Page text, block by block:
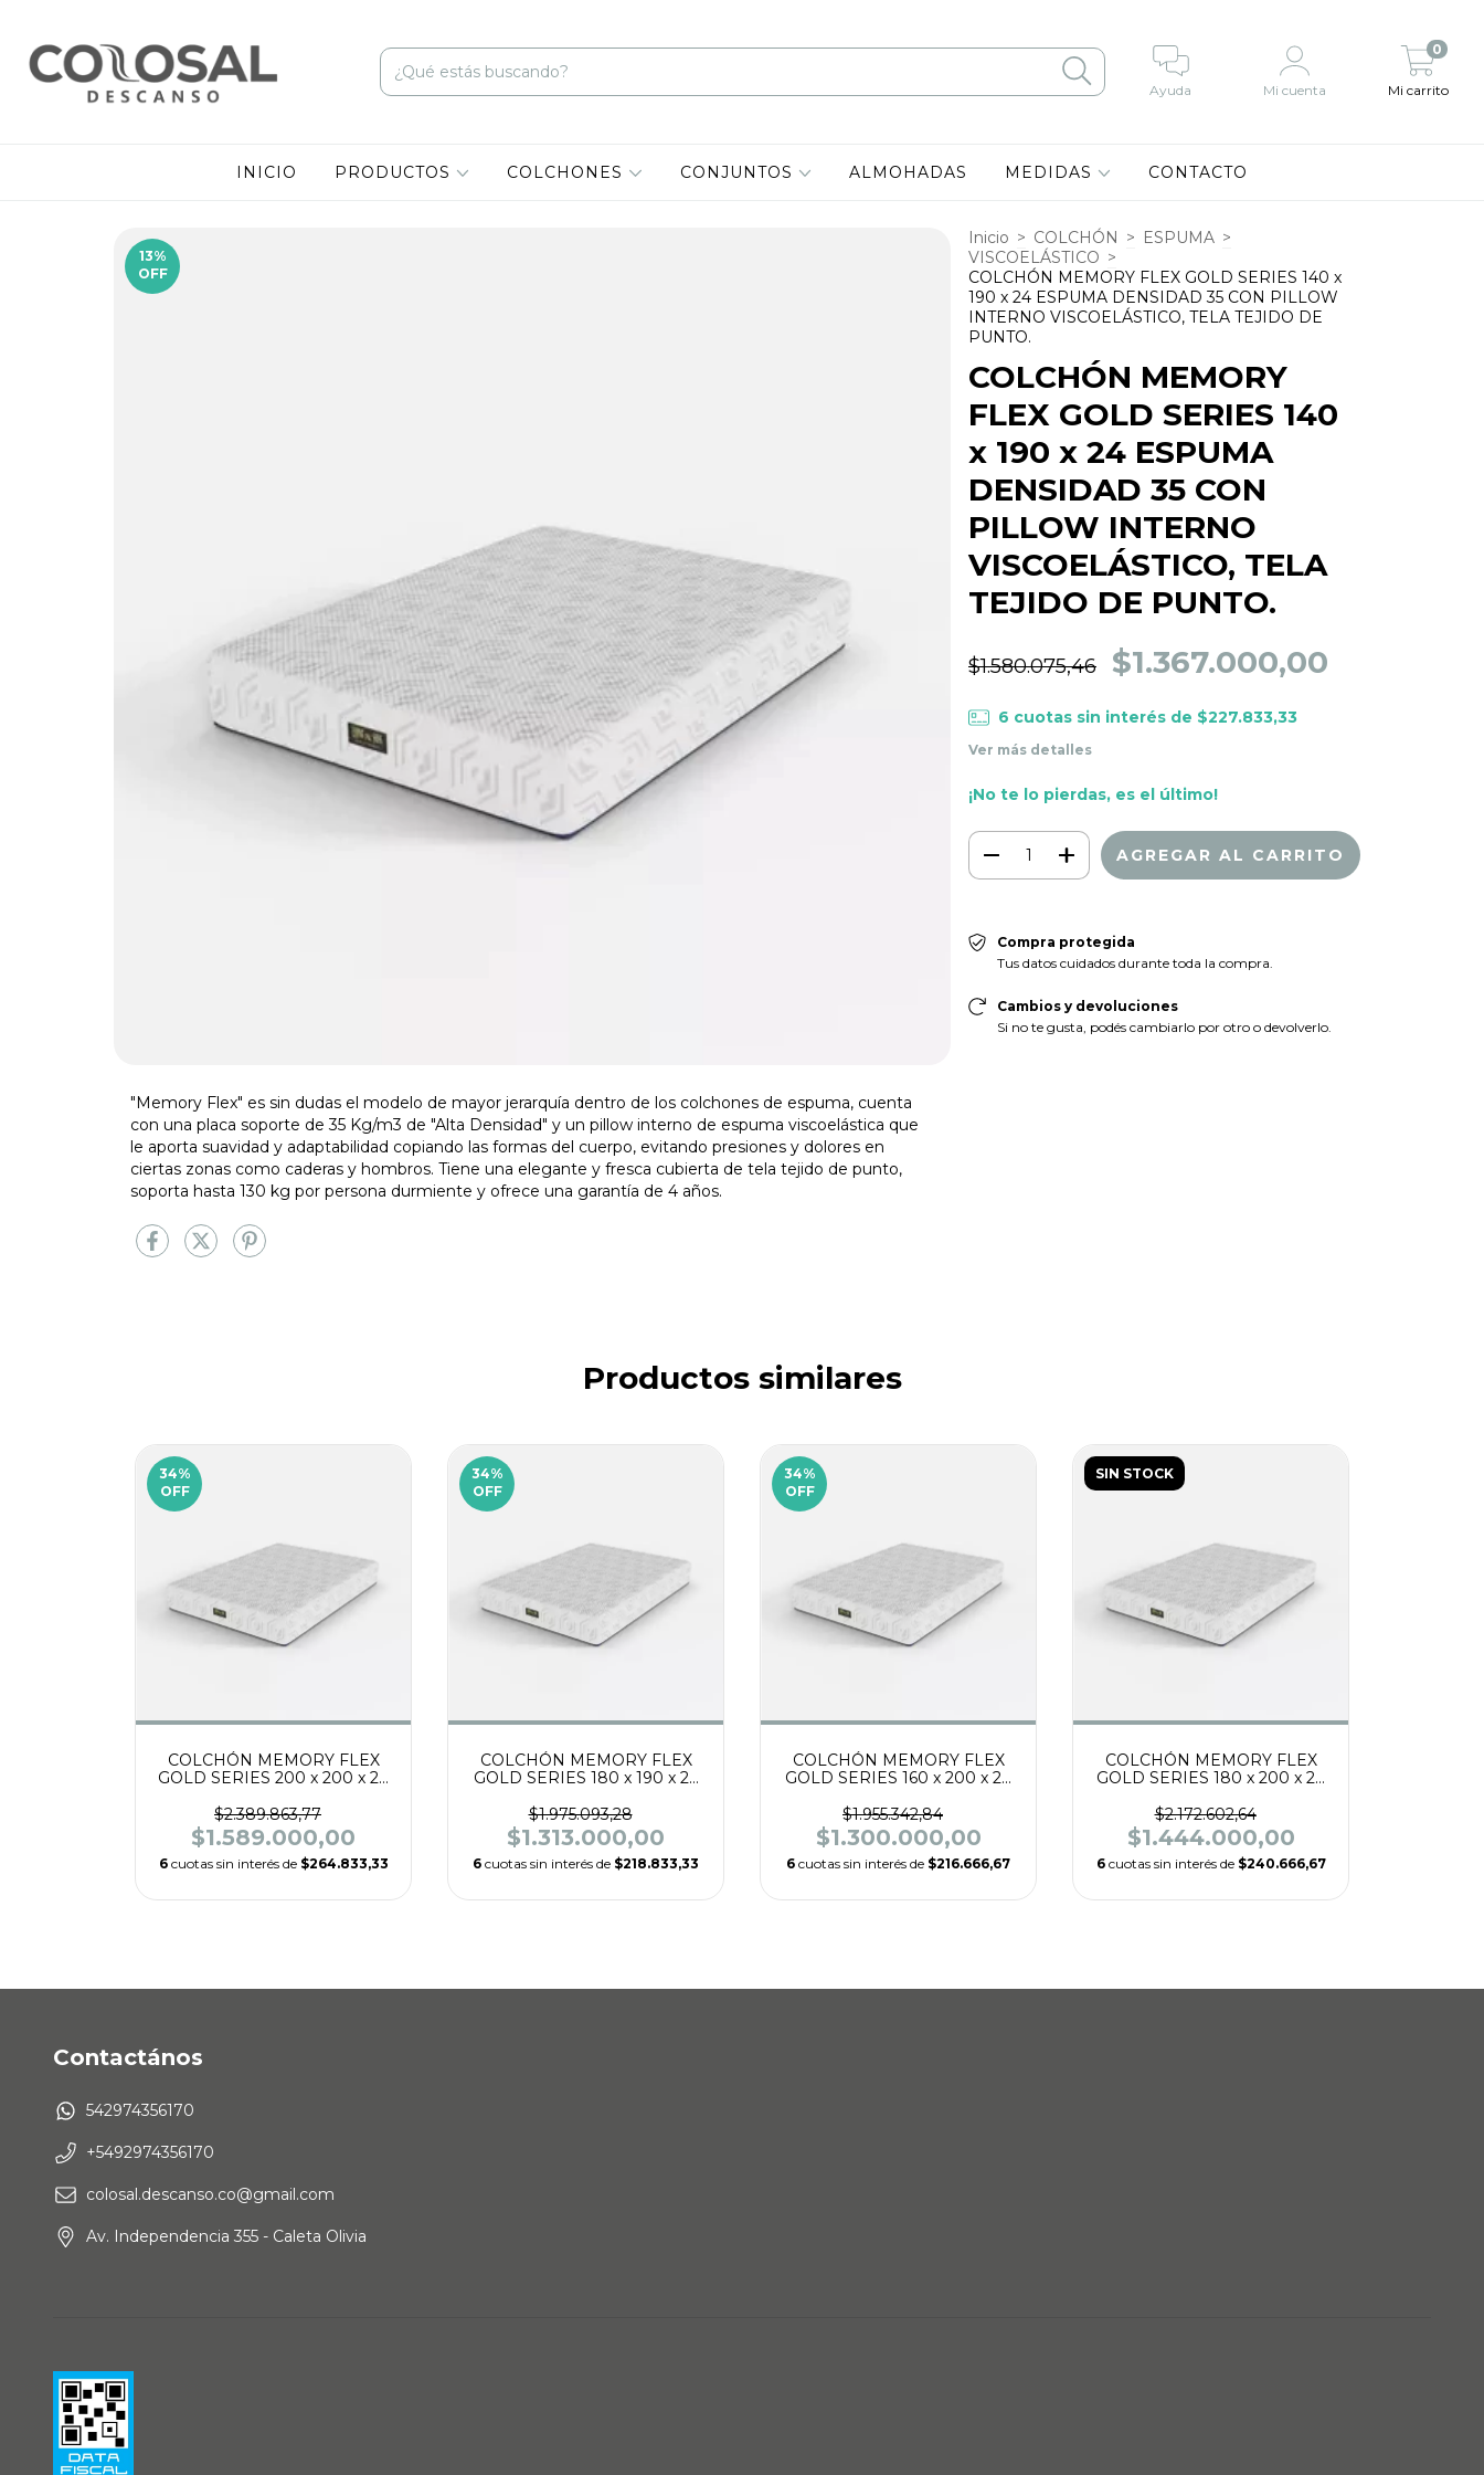
Ayuda Mi cuenta Mi carrito
0
INICIO PRODUCTOS COLCHONES CONJUNTOS ALMOHADAS MEDIDAS CONTACTO
13%
OFF
"Memory Flex" es sin dudas el modelo de mayor jerarquía dentro de los colchones de espuma, cuenta
con una placa soporte de 35 Kg/m3 de "Alta Densidad" y un pillow interno de espuma viscoelástica que
le aporta suavidad y adaptabilidad copiando las formas del cuerpo, evitando presiones y dolores en
ciertas zonas como caderas y hombros. Tiene una elegante y fresca cubierta de tela tejido de punto,
soporta hasta 130 kg por persona durmiente y ofrece una garantía de 4 años.
Inicio > COLCHÓN > ESPUMA >
VISCOELÁSTICO >
COLCHÓN MEMORY FLEX GOLD SERIES 140 x
190 x 24 ESPUMA DENSIDAD 35 CON PILLOW
INTERNO VISCOELÁSTICO, TELA TEJIDO DE
PUNTO.
COLCHÓN MEMORY
FLEX GOLD SERIES 140
x 190 x 24 ESPUMA
DENSIDAD 35 CON
PILLOW INTERNO
VISCOELÁSTICO, TELA
TEJIDO DE PUNTO.
$1.580.075,46 $1.367.000,00
6 cuotas sin interés de $227.833,33
Ver más detalles
¡No te lo pierdas, es el último!
Compra protegida
Tus datos cuidados durante toda la compra.
Cambios y devoluciones
Si no te gusta, podés cambiarlo por otro o devolverlo.
Productos similares
34%
OFF
COLCHÓN MEMORY FLEX
GOLD SERIES 200 x 200 x 24
PILLOW INTERNO
VISCOELÁSTICO, TELA
TEJIDO DE PUNTO.
$2.389.863,77
$1.589.000,00
6 cuotas sin interés de $264.833,33
34%
OFF
COLCHÓN MEMORY FLEX
GOLD SERIES 180 x 190 x 24
PILLOW INTERNO
VISCOELÁSTICO, TELA
TEJIDO DE PUNTO.
$1.975.093,28
$1.313.000,00
6 cuotas sin interés de $218.833,33
34%
OFF
COLCHÓN MEMORY FLEX
GOLD SERIES 160 x 200 x 24
PILLOW INTERNO
VISCOELÁSTICO, TELA
TEJIDO DE PUNTO.
$1.955.342,84
$1.300.000,00
6 cuotas sin interés de $216.666,67
SIN STOCK
COLCHÓN MEMORY FLEX
GOLD SERIES 180 x 200 x 24
PILLOW INTERNO
VISCOELÁSTICO, TELA
TEJIDO DE PUNTO.
$2.172.602,64
$1.444.000,00
6 cuotas sin interés de $240.666,67
Contactános
542974356170
+5492974356170
colosal.descanso.co@gmail.com
Av. Independencia 355 - Caleta Olivia